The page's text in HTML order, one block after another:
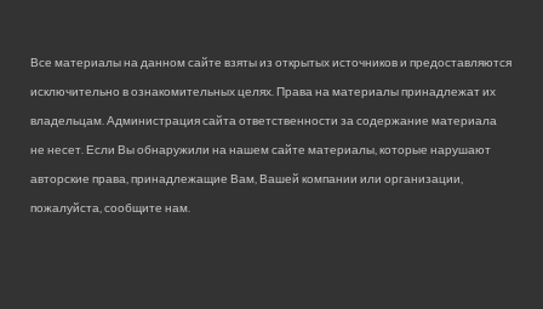
Все материалы на данном сайте взяты из открытых источников и предоставляются
исключительно в ознакомительных целях. Права на материалы принадлежат их
владельцам. Администрация сайта ответственности за содержание материала
не несет. Если Вы обнаружили на нашем сайте материалы, которые нарушают
авторские права, принадлежащие Вам, Вашей компании или организации,
пожалуйста, сообщите нам.